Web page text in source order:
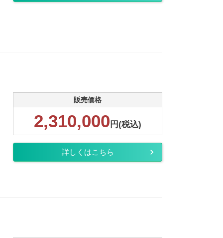
販売価格
2,310,000 円(税込)
詳しくはこちら